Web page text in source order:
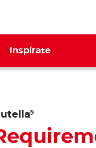
Inspírate
®